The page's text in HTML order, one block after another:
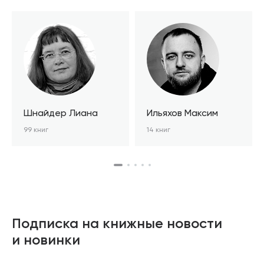
Шнайдер Лиана
99 книг
Ильяхов Максим
14 книг
Подписка на книжные новости
и новинки